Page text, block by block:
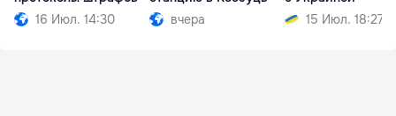
16 Июл. 14:30
вчера
15 Июл. 18:27